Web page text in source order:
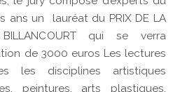
ans un lauréat du PRIX DE LA
qui se verra
de 3000 euros Les lectures
les disciplines artistiques
peintures, arts plastiques,